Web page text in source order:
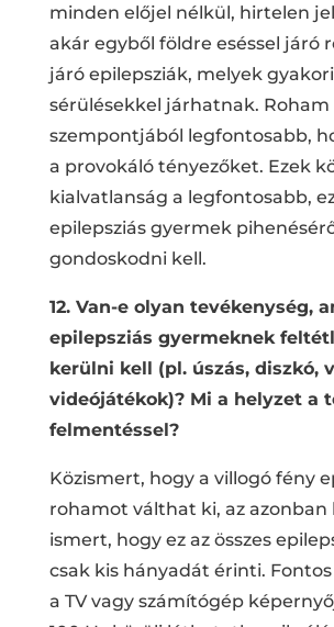
minden előjel nélkül, hirtelen
akár egyből földre eséssel járó
járó epilepsziák, melyek gyakori
sérülésekkel járhatnak. Roham
szempontjából legfontosabb,
a provokáló tényezőket. Ezek
kialvatlanság a legfontosabb,
epilepsziás gyermek
gondoskodni kell.
12. Van-e olyan tevékenység,
epilepsziás gyermeknek
kerülni kell (pl. úszás, diszkó,
videójátékok)? Mi a helyzet a
felmentéssel?
Közismert, hogy a villogó fény
rohamot válthat ki, az azonban
ismert, hogy ez az összes
csak kis hányadát érinti.
a TV vagy számítógép